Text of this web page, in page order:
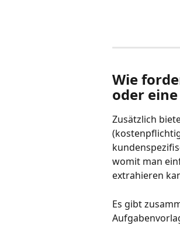
Wie
oder
Zusätzlich
womit man
extrahieren
Es gibt